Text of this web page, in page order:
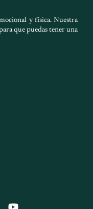
y física. Nuestra
que puedas tener una
Y